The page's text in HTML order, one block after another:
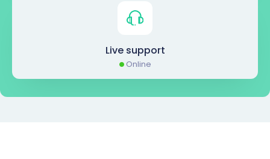
Live support
Online